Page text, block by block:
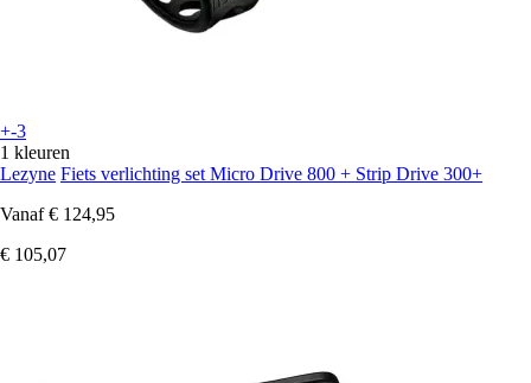
+-3
1 kleuren
Lezyne Fiets verlichting set Micro Drive 800 + Strip Drive 300+
Vanaf € 124,95
€ 105,07